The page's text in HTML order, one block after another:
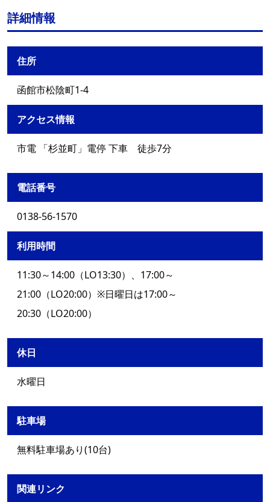
詳細情報
住所
函館市松陰町1-4
アクセス情報
市電 「杉並町」電停 下車 徒歩7分
電話番号
0138-56-1570
利用時間
11:30～14:00（LO13:30）、17:00～
21:00（LO20:00）※日曜日は17:00～
20:30（LO20:00）
休日
水曜日
駐車場
無料駐車場あり(10台)
関連リンク